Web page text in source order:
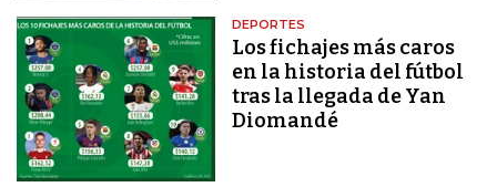
DEPORTES
Los fichajes más caros
en la historia del fútbol
tras la llegada de Yan
Diomandé